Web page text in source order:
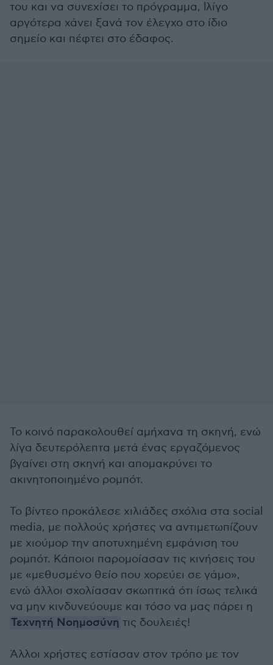
του και να συνεχίσει το πρόγραμμα, lλίγο
αργότερα χάνει ξανά τον έλεγχο στο ίδιο
σημείο και πέφτει στο έδαφος.
Το κοινό παρακολουθεί αμήχανα τη σκηνή, ενώ
λίγα δευτερόλεπτα μετά ένας εργαζόμενος
βγαίνει στη σκηνή και απομακρύνει το
ακινητοποιημένο ρομπότ.
Το βίντεο προκάλεσε χιλιάδες σχόλια στα social
media, με πολλούς χρήστες να αντιμετωπίζουν
με χιούμορ την αποτυχημένη εμφάνιση του
ρομπότ. Κάποιοι παρομοίασαν τις κινήσεις του
με «μεθυσμένο θείο που χορεύει σε γάμο»,
ενώ άλλοι σχολίασαν σκωπτικά ότι ίσως τελικά
να μην κινδυνεύουμε και τόσο να μας πάρει η
Τεχνητή Νοημοσύνη τις δουλειές!
Άλλοι χρήστες εστίασαν στον τρόπο με τον